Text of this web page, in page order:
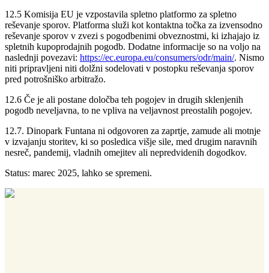
12.5 Komisija EU je vzpostavila spletno platformo za spletno
reševanje sporov. Platforma služi kot kontaktna točka za izvensodno
reševanje sporov v zvezi s pogodbenimi obveznostmi, ki izhajajo iz
spletnih kupoprodajnih pogodb. Dodatne informacije so na voljo na
naslednji povezavi: https://ec.europa.eu/consumers/odr/main/. Nismo
niti pripravljeni niti dolžni sodelovati v postopku reševanja sporov
pred potrošniško arbitražo.
12.6 Če je ali postane določba teh pogojev in drugih sklenjenih
pogodb neveljavna, to ne vpliva na veljavnost preostalih pogojev.
12.7. Dinopark Funtana ni odgovoren za zaprtje, zamude ali motnje
v izvajanju storitev, ki so posledica višje sile, med drugim naravnih
nesreč, pandemij, vladnih omejitev ali nepredvidenih dogodkov.
Status: marec 2025, lahko se spremeni.